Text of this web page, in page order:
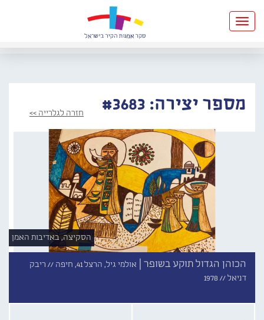
Toggle
navigation
מספר יצירה: #3683 חזרה לגלרייה >>
הסקיצה, באדיבות האמן
הכוהן הגדול תוקע בשופר | אולמי גיל, הרצל 41, חיפה //
ריבק
דניאל // 1978